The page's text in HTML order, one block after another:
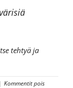
tehtyä ja
Kommentit pois